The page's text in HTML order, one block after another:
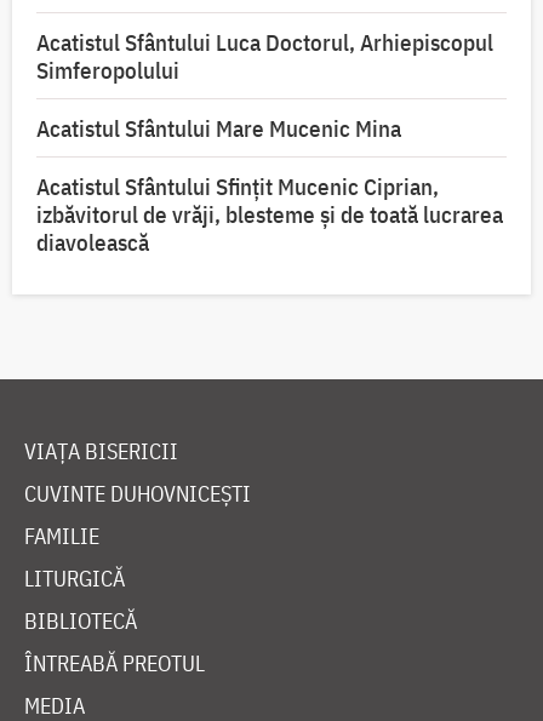
Acatistul Sfântului Luca Doctorul, Arhiepiscopul
Simferopolului
Acatistul Sfântului Mare Mucenic Mina
Acatistul Sfântului Sfințit Mucenic Ciprian,
izbăvitorul de vrăji, blesteme și de toată lucrarea
diavolească
VIAȚA BISERICII
CUVINTE DUHOVNICEȘTI
FAMILIE
LITURGICĂ
BIBLIOTECĂ
ÎNTREABĂ PREOTUL
MEDIA